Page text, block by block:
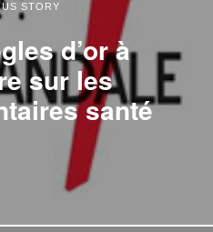
STORY
d’or à
sur les
santé